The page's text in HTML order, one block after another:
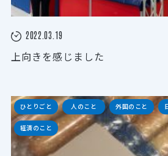
2022.03.19
上向きを感じました
ひとりごと 人のこと 外国のこと
経済のこと